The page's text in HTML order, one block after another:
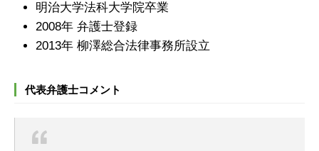
明治大学法科大学院卒業
2008年 弁護士登録
2013年 柳澤総合法律事務所設立
代表弁護士コメント